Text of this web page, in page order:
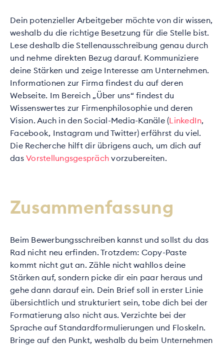
Dein potenzieller Arbeitgeber möchte von dir wissen,
weshalb du die richtige Besetzung für die Stelle bist.
Lese deshalb die Stellenausschreibung genau durch
und nehme direkten Bezug darauf. Kommuniziere
deine Stärken und zeige Interesse am Unternehmen.
Informationen zur Firma findest du auf deren
Webseite. Im Bereich „Über uns“ findest du
Wissenswertes zur Firmenphilosophie und deren
Vision. Auch in den Social-Media-Kanäle (LinkedIn,
Facebook, Instagram und Twitter) erfährst du viel.
Die Recherche hilft dir übrigens auch, um dich auf
das Vorstellungsgespräch vorzubereiten.
Zusammenfassung
Beim Bewerbungsschreiben kannst und sollst du das
Rad nicht neu erfinden. Trotzdem: Copy-Paste
kommt nicht gut an. Zähle nicht wahllos deine
Stärken auf, sondern picke dir ein paar heraus und
gehe dann darauf ein. Dein Brief soll in erster Linie
übersichtlich und strukturiert sein, tobe dich bei der
Formatierung also nicht aus. Verzichte bei der
Sprache auf Standardformulierungen und Floskeln.
Bringe auf den Punkt, weshalb du beim Unternehmen